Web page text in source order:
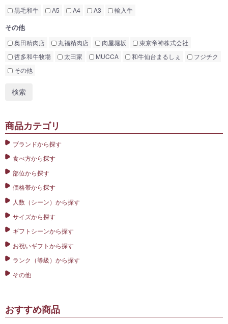
黒毛和牛 A5 A4 A3 輸入牛
その他
奥田精肉店 丸福精肉店 肉屋堀坂
東京帝神株式会社
哲多和牛牧場
太田家 MUCCA 和牛仙台まるしぇ
フジチク
その他
商品カテゴリ
ブランドから探す
食べ方から探す
部位から探す
価格帯から探す
人数（シーン）から探す
サイズから探す
ギフトシーンから探す
お祝いギフトから探す
ランク（等級）から探す
その他
おすすめ商品